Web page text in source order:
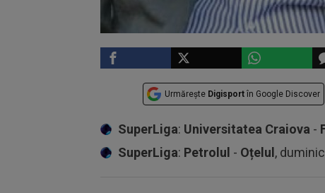
Urmărește Digisport în Google Discover
SuperLiga: Universitatea Craiova -
SuperLiga: Petrolul - Oțelul ,